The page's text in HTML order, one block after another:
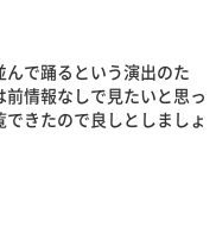
で踊るという演出のた
情報なしで見たいと思っ
きたので良しとしましょ